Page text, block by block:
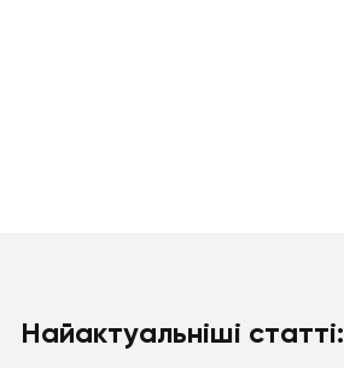
Найактуальніші статті: